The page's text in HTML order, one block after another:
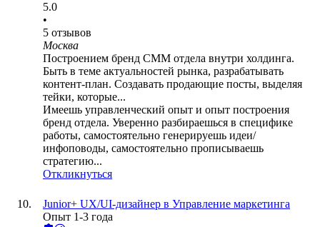
5.0
•
5 отзывов
Москва
Построением бренд СММ отдела внутри холдинга.
Быть в теме актуальностей рынка, разрабатывать
контент-план. Создавать продающие посты, выделяя
тейки, которые...
Имеешь управленческий опыт и опыт построения
бренд отдела. Уверенно разбираешься в специфике
работы, самостоятельно генерируешь идеи/
инфоповоды, самостоятельно прописываешь
стратегию...
Откликнуться
Junior+ UX/UI-дизайнер в Управление маркетинга
Опыт 1-3 года